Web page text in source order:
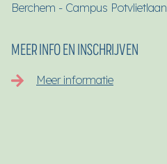
Berchem - Campus Potvlietlaan
MEER INFO EN INSCHRIJVEN
Meer informatie